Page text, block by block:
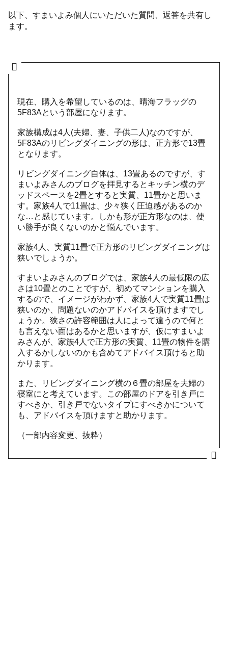
以下、すまいよみ個人にいただいた質問、返答を共有し
ます。
現在、購入を希望しているのは、 晴海フラッグの
5F83Aという部屋になります。
家族構成は4人(夫婦、妻、子供二人)なのですが、
5F83Aのリビングダイニングの形は、
正方形で13畳
となります。
リビングダイニング自体は、13畳あるのですが、す
まいよみさんのブログを拝見するとキッチン横のデ
ッドスペース を2畳とすると実質、11畳かと思いま
す。家族4人で11畳は、 少々狭く圧迫感があるのか
な…と感じています。
しかも形が正方形なのは、使
い勝手が良くないのかと悩んでいます。
家族4人、実質11畳で正方形のリビングダイニングは
狭いでしょうか。
すまいよみさんのブログでは、家族4人の最低限の広
さは10畳とのことですが、初めてマンションを購入
するので、イメージがわかず、家族4人で実質11畳は
狭いのか、
問題ないのかアドバイスを頂けますでし
ょうか。狭さの許容範囲は人によって違うので何と
も言えない面はあるかと思いますが、仮にすまいよ
みさんが、家族4人で正方形の実質、 11畳の物件を購
入するかしないのかも含めてアドバイス頂けると助
かります。
また、
リビングダイニング横の６畳の部屋を夫婦の
寝室にと考えています。この部屋のドアを引き戸に
すべきか、
引き戸でないタイプにすべきかについて
も、 アドバイスを頂けますと助かります。
（一部内容変更、抜粋）